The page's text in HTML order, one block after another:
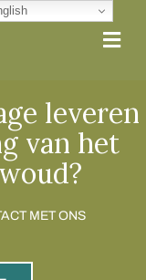
leveren
van het
MET ONS